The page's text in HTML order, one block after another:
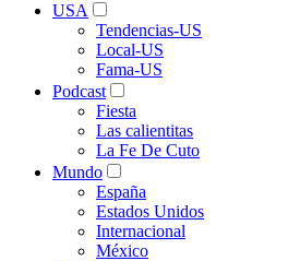
USA
Tendencias-US
Local-US
Fama-US
Podcast
Fiesta
Las calientitas
La Fe De Cuto
Mundo
España
Estados Unidos
Internacional
México